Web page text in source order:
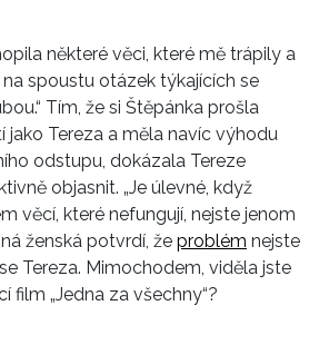
některé věci, které mě trápily a
spoustu otázek týkajících se
Tím, že si Štěpánka prošla
jako Tereza a měla navíc výhodu
odstupu, dokázala Tereze
objasnit. „Je úlevné, když
věcí, které nefungují, nejste jenom
ženská potvrdí, že problém nejste
Tereza. Mimochodem, viděla jste
film „Jedna za všechny“?